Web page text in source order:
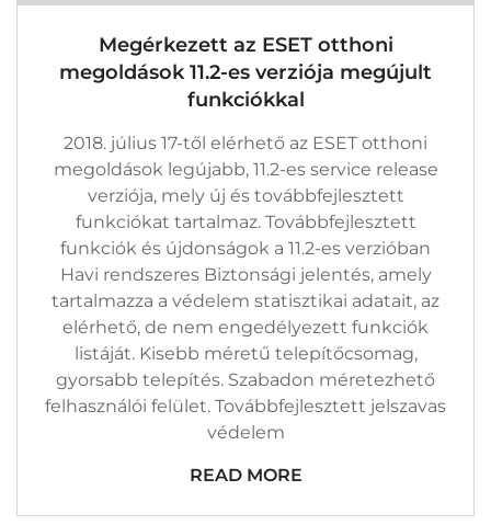
ESET
Megoldások
11.2-
Es
Funkciókkal
Bejegyzéshez
Megérkezett az ESET otthoni
megoldások 11.2-es verziója megújult
funkciókkal
2018. július 17-től elérhető az ESET otthoni
megoldások legújabb, 11.2-es service release
verziója, mely új és továbbfejlesztett
funkciókat tartalmaz. Továbbfejlesztett
funkciók és újdonságok a 11.2-es verzióban
Havi rendszeres Biztonsági jelentés, amely
tartalmazza a védelem statisztikai adatait, az
elérhető, de nem engedélyezett funkciók
listáját. Kisebb méretű telepítőcsomag,
gyorsabb telepítés. Szabadon méretezhető
felhasználói felület. Továbbfejlesztett jelszavas
védelem
READ MORE